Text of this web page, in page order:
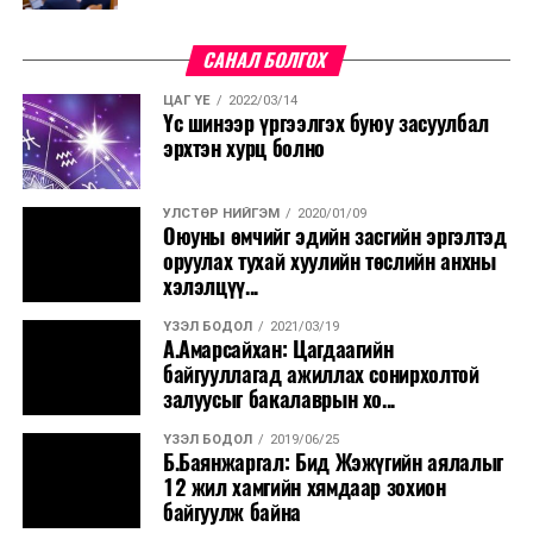
тогтоолд өөрчлөлт оруулах тухай УИХ-ын тогтоолд
өргөн мэдүүлснээр батлах тухай хуулийн төслийг
өргөн мэдүүлэхээр боловсрууллаа. Хэлэлцэн
шийдвэрлэж өгөхийг хүсье” гэлээ.
САНАЛ БОЛГОХ
ЦАГ ҮЕ 2022/03/14
Үс шинээр үргээлгэх буюу засуулбал
эрхтэн хурц болно
УЛСТӨР НИЙГЭМ 2020/01/09
Оюуны өмчийг эдийн засгийн эргэлтэд
оруулах тухай хуулийн төслийн анхны
хэлэлцүү...
ҮЗЭЛ БОДОЛ 2021/03/19
А.Амарсайхан: Цагдаагийн
байгууллагад ажиллах сонирхолтой
залуусыг бакалаврын хо...
ҮЗЭЛ БОДОЛ 2019/06/25
Б.Баянжаргал: Бид Жэжүгийн аялалыг
12 жил хамгийн хямдаар зохион
байгуулж байна